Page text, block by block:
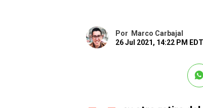
Por
Marco Carbajal
26 Jul 2021, 14:22 PM EDT